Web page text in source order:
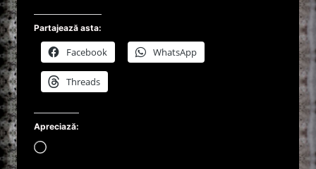
Partajează asta:
Facebook WhatsApp
Threads
Apreciază:
Încarc...